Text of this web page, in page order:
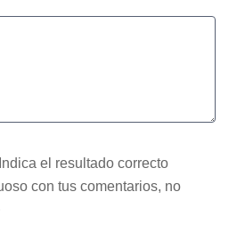
Indica el resultado correcto
con tus comentarios, no